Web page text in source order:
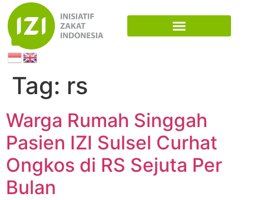
Tag: rs
Warga Rumah Singgah
Pasien IZI Sulsel Curhat
Ongkos di RS Sejuta Per
Bulan